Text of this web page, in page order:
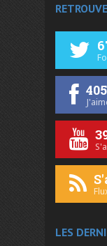
405
LES